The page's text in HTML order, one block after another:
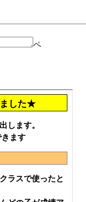
ペ